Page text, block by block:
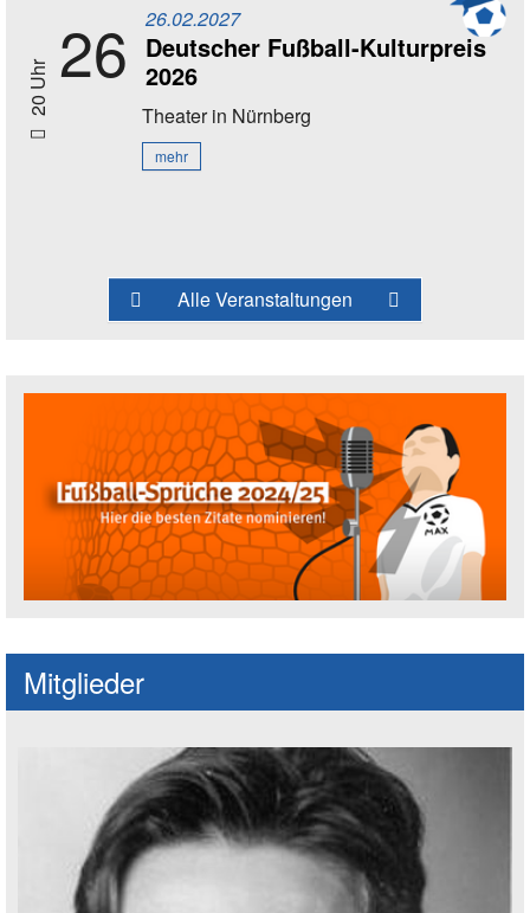
20 Uhr 26 26.02.2027
Deutscher Fußball-Kulturpreis
2026
Theaterin Nürnberg
mehr
Alle Veranstaltungen
Mitglieder